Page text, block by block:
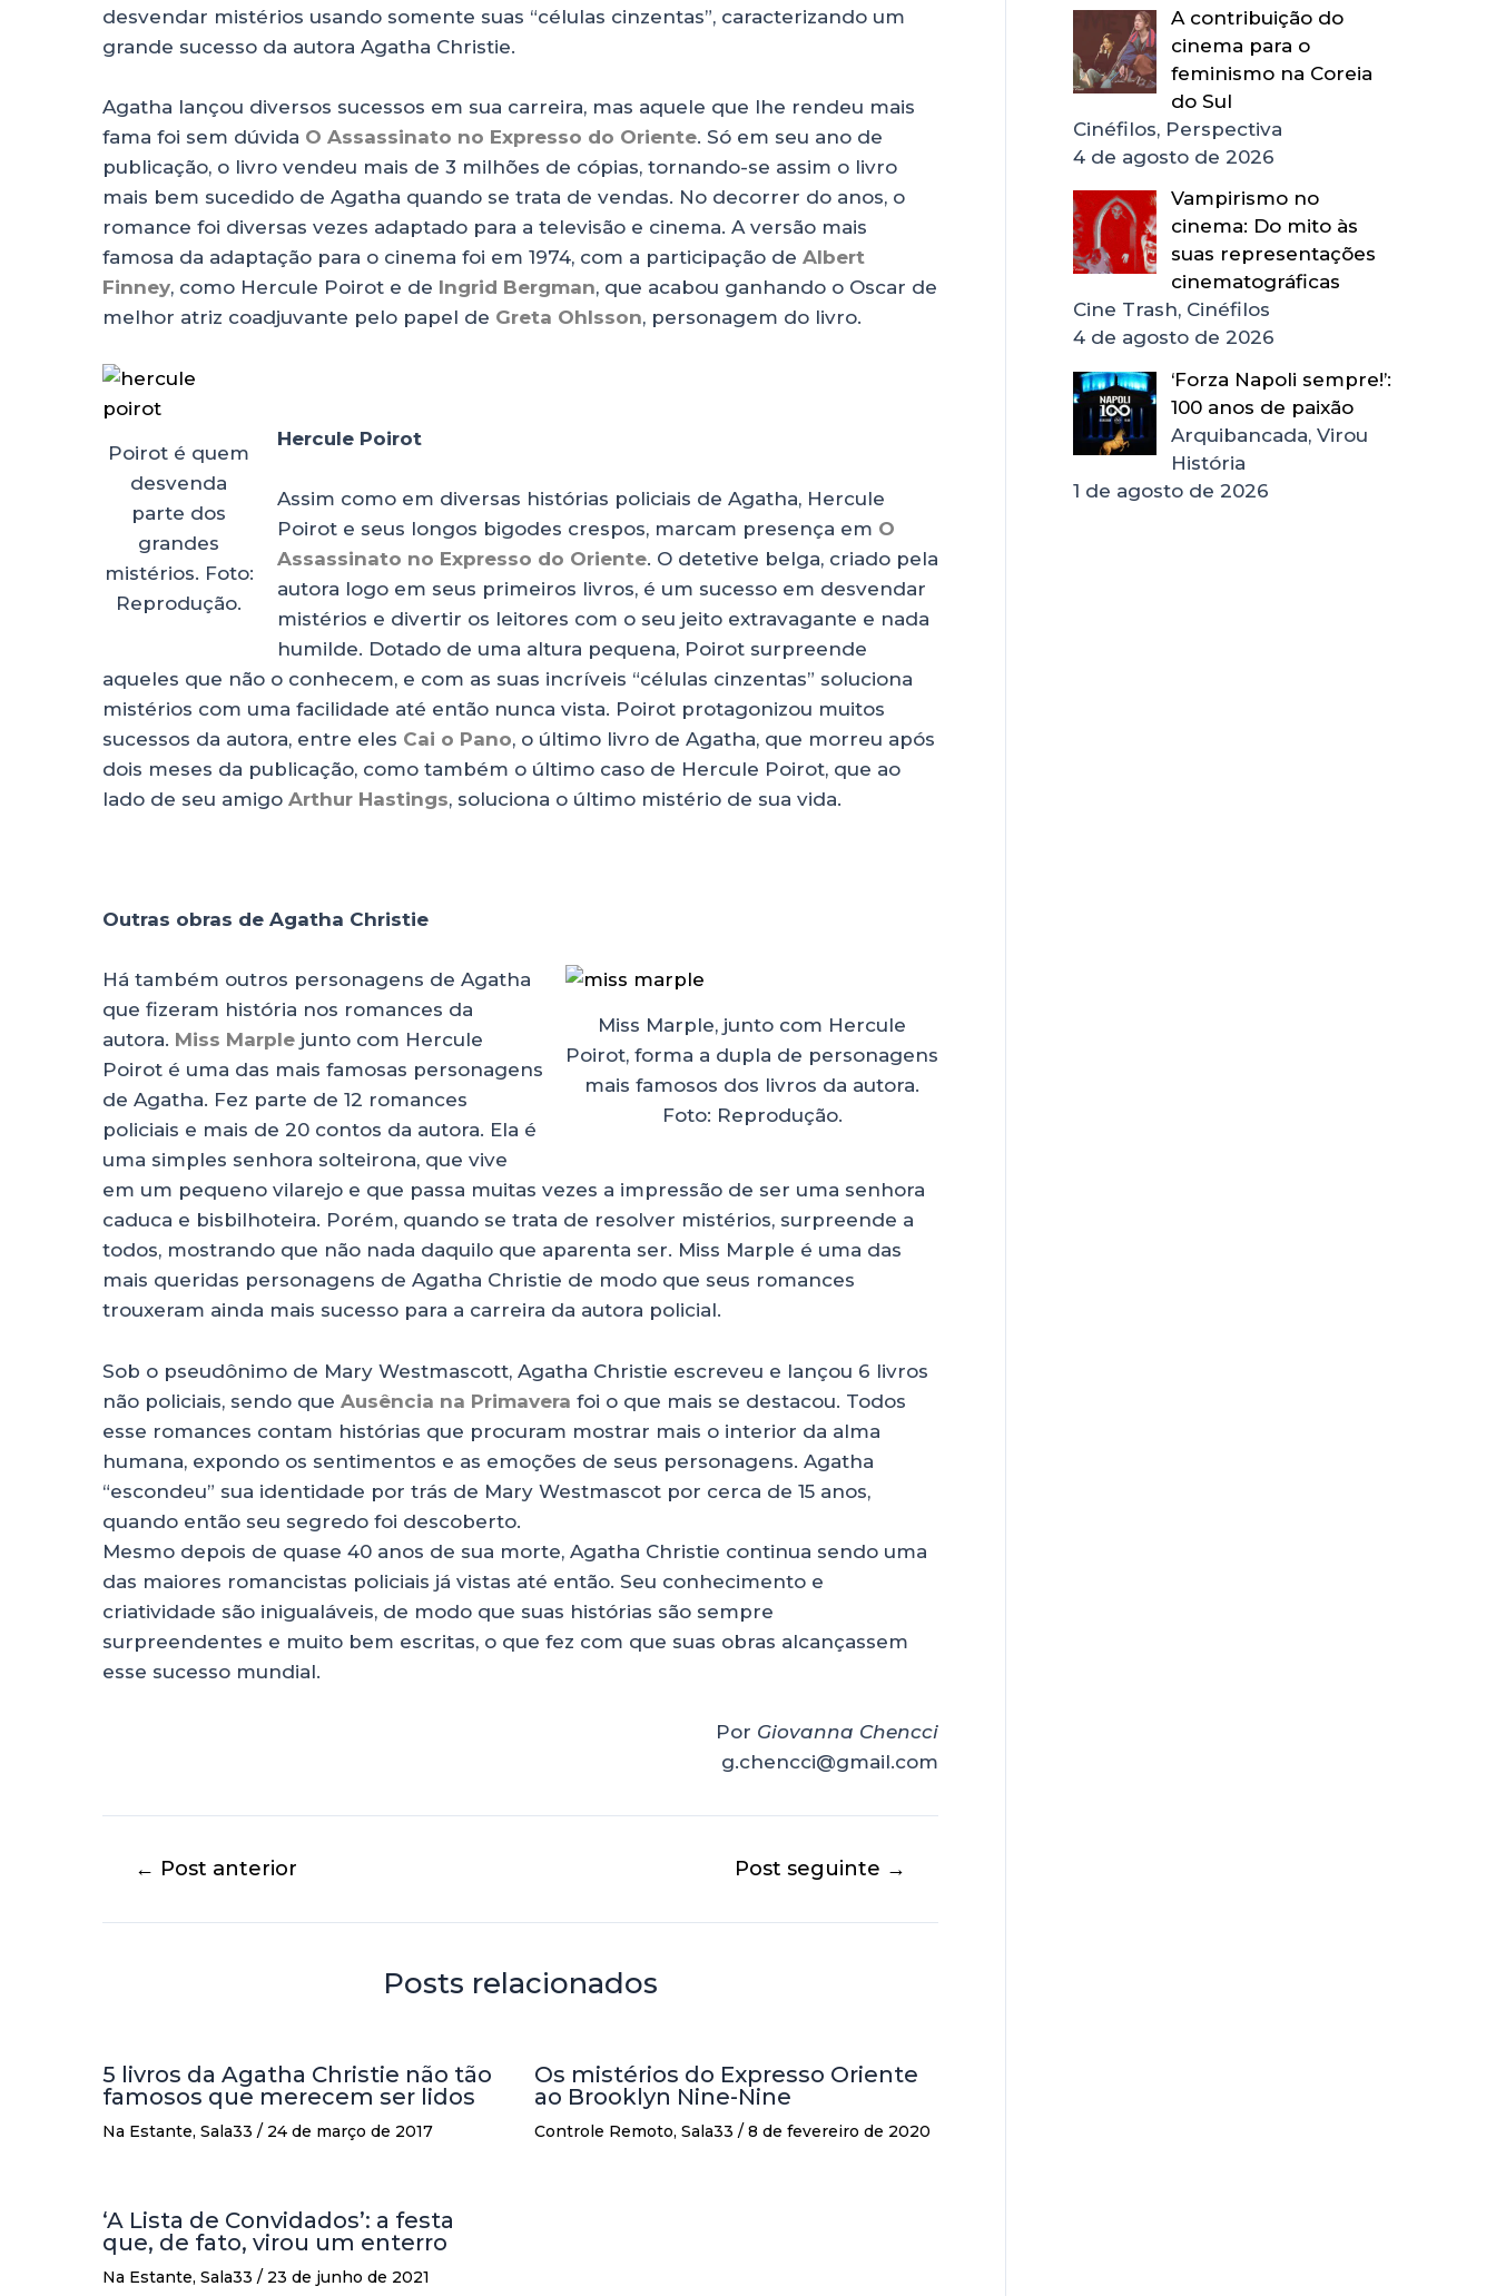
desvendar mistérios usando somente suas “células cinzentas”, caracterizando um
grande sucesso da autora Agatha Christie.
Agatha lançou diversos sucessos em sua carreira, mas aquele que lhe rendeu mais
fama foi sem dúvida O Assassinato no Expresso do Oriente. Só em seu ano de
publicação, o livro vendeu mais de 3 milhões de cópias, tornando-se assim o livro
mais bem sucedido de Agatha quando se trata de vendas. No decorrer do anos, o
romance foi diversas vezes adaptado para a televisão e cinema. A versão mais
famosa da adaptação para o cinema foi em 1974, com a participação de Albert
Finney, como Hercule Poirot e de Ingrid Bergman, que acabou ganhando o Oscar de
melhor atriz coadjuvante pelo papel de Greta Ohlsson, personagem do livro.
Poirot é quem
desvenda
parte dos
grandes
mistérios. Foto:
Reprodução.
Hercule Poirot
Assim como em diversas histórias policiais de Agatha, Hercule
Poirot e seus longos bigodes crespos, marcam presença em O
Assassinato no Expresso do Oriente. O detetive belga, criado pela
autora logo em seus primeiros livros, é um sucesso em desvendar
mistérios e divertir os leitores com o seu jeito extravagante e nada
humilde. Dotado de uma altura pequena, Poirot surpreende
aqueles que não o conhecem, e com as suas incríveis “células cinzentas” soluciona
mistérios com uma facilidade até então nunca vista. Poirot protagonizou muitos
sucessos da autora, entre eles Cai o Pano, o último livro de Agatha, que morreu após
dois meses da publicação, como também o último caso de Hercule Poirot, que ao
lado de seu amigo Arthur Hastings, soluciona o último mistério de sua vida.
Outras obras de Agatha Christie
Miss Marple, junto com Hercule
Poirot, forma a dupla de personagens
mais famosos dos livros da autora.
Foto: Reprodução.
Há também outros personagens de Agatha
que fizeram história nos romances da
autora. Miss Marple junto com Hercule
Poirot é uma das mais famosas personagens
de Agatha. Fez parte de 12 romances
policiais e mais de 20 contos da autora. Ela é
uma simples senhora solteirona, que vive
em um pequeno vilarejo e que passa muitas vezes a impressão de ser uma senhora
caduca e bisbilhoteira. Porém, quando se trata de resolver mistérios, surpreende a
todos, mostrando que não nada daquilo que aparenta ser. Miss Marple é uma das
mais queridas personagens de Agatha Christie de modo que seus romances
trouxeram ainda mais sucesso para a carreira da autora policial.
Sob o pseudônimo de Mary Westmascott, Agatha Christie escreveu e lançou 6 livros
não policiais, sendo que Ausência na Primavera foi o que mais se destacou. Todos
esse romances contam histórias que procuram mostrar mais o interior da alma
humana, expondo os sentimentos e as emoções de seus personagens. Agatha
“escondeu” sua identidade por trás de Mary Westmascot por cerca de 15 anos,
quando então seu segredo foi descoberto.
Mesmo depois de quase 40 anos de sua morte, Agatha Christie continua sendo uma
das maiores romancistas policiais já vistas até então. Seu conhecimento e
criatividade são inigualáveis, de modo que suas histórias são sempre
surpreendentes e muito bem escritas, o que fez com que suas obras alcançassem
esse sucesso mundial.
Por Giovanna Chencci
g.chencci@gmail.com
← Post anterior Post seguinte →
Posts relacionados
5 livros da Agatha Christie não tão
famosos que merecem ser lidos
Na Estante, Sala33 / 24 de março de 2017
Os mistérios do Expresso Oriente
ao Brooklyn Nine-Nine
Controle Remoto, Sala33 / 8 de fevereiro de 2020
‘A Lista de Convidados’: a festa
que, de fato, virou um enterro
Na Estante, Sala33 / 23 de junho de 2021
A contribuição do
cinema para o
feminismo na Coreia
do Sul
Cinéfilos, Perspectiva
4 de agosto de 2026
Vampirismo no
cinema: Do mito às
suas representações
cinematográficas
Cine Trash, Cinéfilos
4 de agosto de 2026
‘Forza Napoli sempre!’:
100 anos de paixão
Arquibancada, Virou
História
1 de agosto de 2026